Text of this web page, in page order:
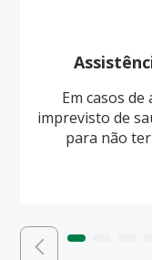
Em casos
imprevisto de
para não